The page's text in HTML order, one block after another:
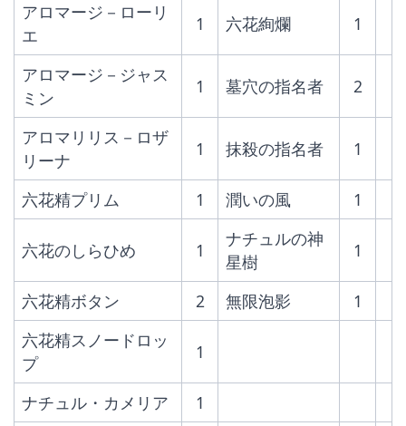
アロマージ－ローリ
エ
1 六花絢爛 1
アロマージ－ジャス
ミン
1 墓穴の指名者 2
アロマリリス－ロザ
リーナ
1 抹殺の指名者 1
六花精プリム 1 潤いの風 1
六花のしらひめ 1
ナチュルの神
星樹
1
六花精ボタン 2 無限泡影
1
六花精スノードロッ
プ
1
ナチュル・カメリア
1